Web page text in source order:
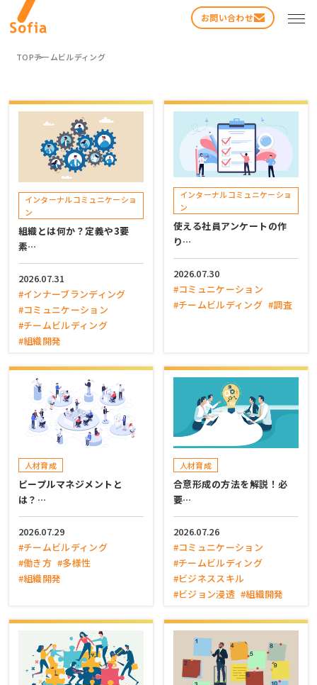
お問い合わせ
する
TOPチームビルディング
インターナルコミュニケーショ
ン
組織とは何か？定義や3要
素…
2026.07.31
#インナーブランディング
#コミュニケーション
#チームビルディング
#組織開発
インターナルコミュニケーショ
ン
使える社員アンケートの作
り…
2026.07.30
#コミュニケーション
#チームビルディング #調査
人材育成
ピープルマネジメントと
は？…
2026.07.29
#チームビルディング
#働き方 #多様性
#組織開発
人材育成
合意形成の方法を解説！必
要…
2026.07.26
#コミュニケーション
#チームビルディング
#ビジネススキル
#ビジョン浸透 #組織開発